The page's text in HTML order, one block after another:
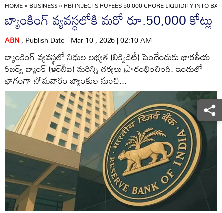
HOME»BUSINESS»RBI INJECTS RUPEES 50,000 CRORE LIQUIDITY INTO
బ్యాంకింగ్‌ వ్యవస్థలోకి మరో రూ.50,000 కోట్లు
ABN, Publish Date - Mar 10 , 2026 | 02:10 AM
బ్యాంకింగ్‌ వ్యవస్థలో నిధుల లభ్యత (లిక్విడిటీ) పెంచేందుకు భారతీయ
రిజర్వ్‌ బ్యాంక్‌ (ఆర్‌బీఐ) మరిన్ని చర్యలు ప్రారంభించింది. ఇందులో
భాగంగా సోమవారం బ్యాంకుల నుంచి...